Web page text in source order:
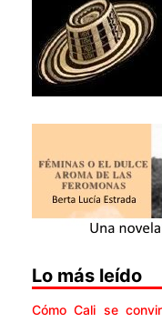
Lo más leído
Cómo Cali se